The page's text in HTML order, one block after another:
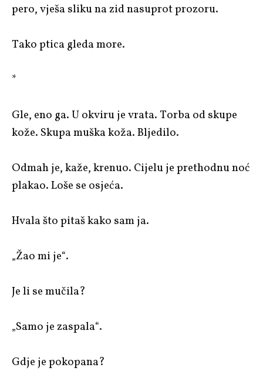
pero, vješa sliku na zid nasuprot prozoru.
Tako ptica gleda more.
*
Gle, eno ga. U okviru je vrata. Torba od skupe
kože. Skupa muška koža. Bljedilo.
Odmah je, kaže, krenuo. Cijelu je prethodnu noć
plakao. Loše se osjeća.
Hvala što pitaš kako sam ja.
„Žao mi je“.
Je li se mučila?
„Samo je zaspala“.
Gdje je pokopana?